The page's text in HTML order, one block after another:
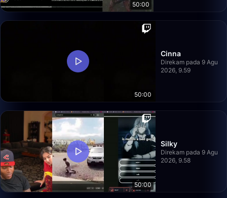
50:00
50:00
Cinna
Direkam pada 9 Agu
2026, 9.59
50:00
Silky
Direkam pada 9 Agu
2026, 9.58